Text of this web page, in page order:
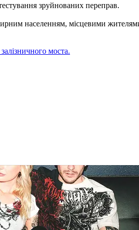
зруйнованих переправ.
населенням, місцевими
моста.